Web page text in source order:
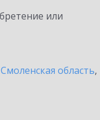
или
Смоленская область,